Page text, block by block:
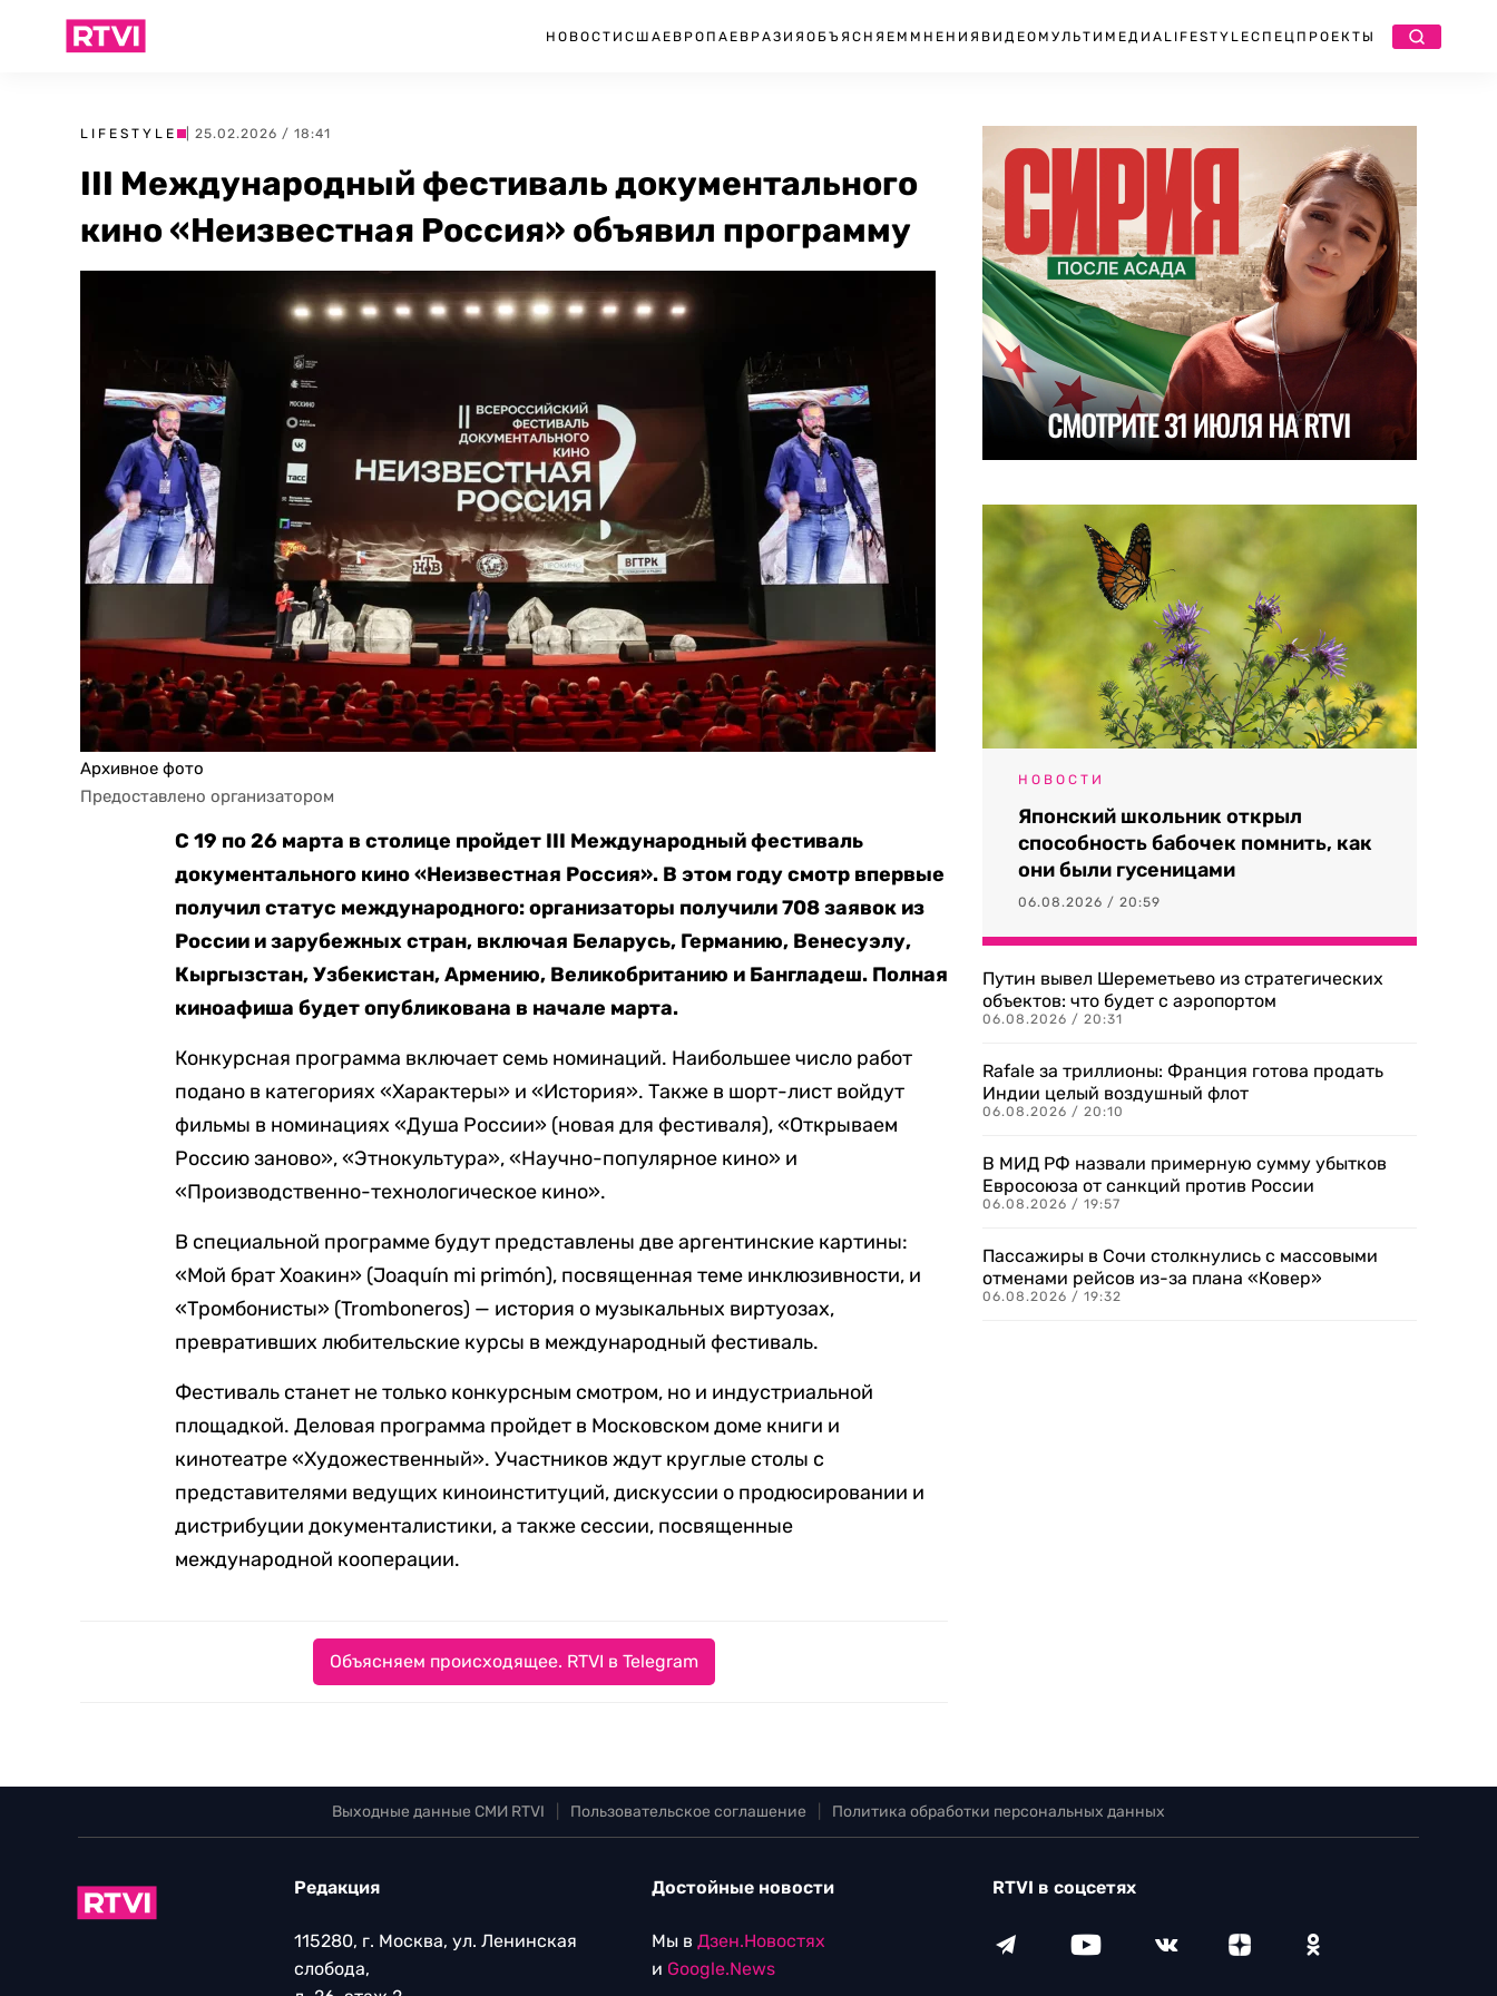
НОВОСТИ США ЕВРОПА ЕВРАЗИЯ ОБЪЯСНЯЕМ МНЕНИЯ ВИДЕО МУЛЬТИМЕДИА LIFESTYLEСПЕЦПРОЕКТЫ
LIFESTYLE | 25.02.2026 / 18:41
III Международный фестиваль документального
кино «Неизвестная Россия» объявил программу
Архивное фото
Предоставлено организатором
С 19 по 26 марта в столице пройдет III Международный фестиваль
документального кино «Неизвестная Россия». В этом году смотр впервые
получил статус международного: организаторы получили 708 заявок из
России и зарубежных стран, включая Беларусь, Германию, Венесуэлу,
Кыргызстан, Узбекистан, Армению, Великобританию и Бангладеш. Полная
киноафиша будет опубликована в начале марта.
Конкурсная программа включает семь номинаций. Наибольшее число работ
подано в категориях «Характеры» и «История». Также в шорт-лист войдут
фильмы в номинациях «Душа России» (новая для фестиваля), «Открываем
Россию заново», «Этнокультура», «Научно-популярное кино» и
«Производственно-технологическое кино».
В специальной программе будут представлены две аргентинские картины:
«Мой брат Хоакин» (Joaquín mi primón), посвященная теме инклюзивности, и
«Тромбонисты» (Tromboneros) — история о музыкальных виртуозах,
превративших любительские курсы в международный фестиваль.
Фестиваль станет не только конкурсным смотром, но и индустриальной
площадкой. Деловая программа пройдет в Московском доме книги и
кинотеатре «Художественный». Участников ждут круглые столы с
представителями ведущих киноинституций, дискуссии о продюсировании и
дистрибуции документалистики, а также сессии, посвященные
международной кооперации.
Объясняем происходящее. RTVI в Telegram
НОВОСТИ
Японский школьник открыл
способность бабочек помнить, как
они были гусеницами
06.08.2026 / 20:59
Путин вывел Шереметьево из стратегических
объектов: что будет с аэропортом
06.08.2026 / 20:31
Rafale за триллионы: Франция готова продать
Индии целый воздушный флот
06.08.2026 / 20:10
В МИД РФ назвали примерную сумму убытков
Евросоюза от санкций против России
06.08.2026 / 19:57
Пассажиры в Сочи столкнулись с массовыми
отменами рейсов из-за плана «Ковер»
06.08.2026 / 19:32
Выходные данные СМИ RTVI Пользовательское соглашение Политика обработки персональных данных
Редакция
115280, г. Москва, ул. Ленинская
слобода,
Достойные новости
Мы в Дзен.Новостях
и Google.News
RTVI в соцсетях